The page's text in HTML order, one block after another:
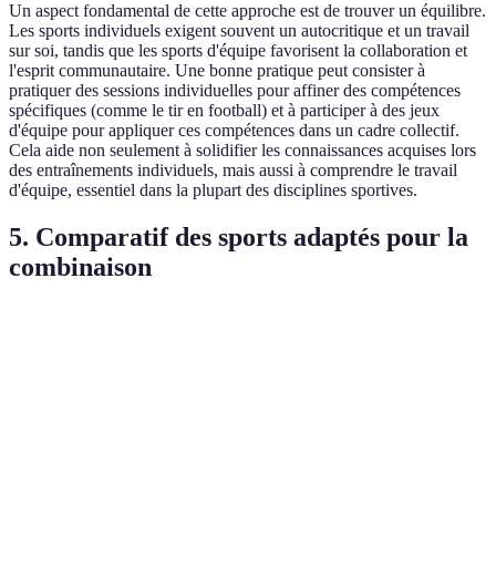
Un aspect fondamental de cette approche est de trouver un équilibre.
Les sports individuels exigent souvent un autocritique et un travail
sur soi, tandis que les sports d'équipe favorisent la collaboration et
l'esprit communautaire. Une bonne pratique peut consister à
pratiquer des sessions individuelles pour affiner des compétences
spécifiques (comme le tir en football) et à participer à des jeux
d'équipe pour appliquer ces compétences dans un cadre collectif.
Cela aide non seulement à solidifier les connaissances acquises lors
des entraînements individuels, mais aussi à comprendre le travail
d'équipe, essentiel dans la plupart des disciplines sportives.
5. Comparatif des sports adaptés pour la
combinaison